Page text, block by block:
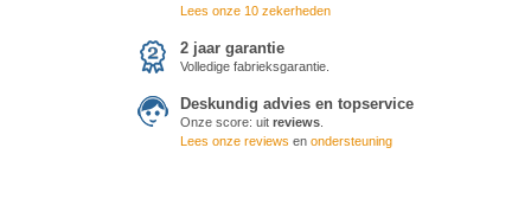
Lees onze 10 zekerheden
2 jaar garantie
Volledige fabrieksgarantie.
Deskundig advies en topservice
Onze score: uit reviews
Lees onze reviews en ondersteuning